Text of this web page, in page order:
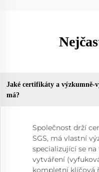
Jaké certifikáty a výzkumně-
má?
Společnost drží
SGS, má vlastní
specializující se
vytváření
kompletní klíčová